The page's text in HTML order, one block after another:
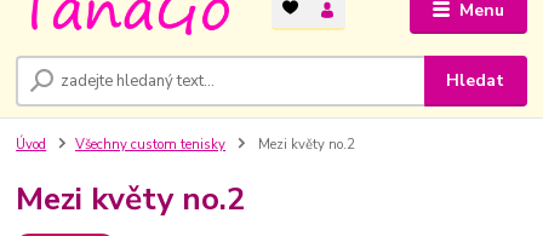
Menu
Hledat
Úvod Všechny custom tenisky Mezi květy no.2
Mezi květy no.2